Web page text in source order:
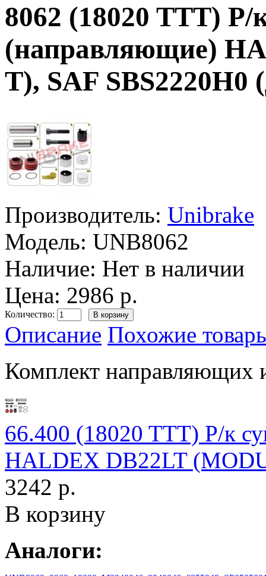
8062 (18020 TTT) Р/
(направляющие)
T), SAF SBS2220H0
Производитель: Unibrake
Модель: UNB8062
Наличие: Нет в наличии
Цена: 2986 р.
Количество:
Описание Похожие
Комплект направляющих
66.400 (18020 TTT) Р/к
HALDEX DB22LT
3242 р.
В корзину
Аналоги: